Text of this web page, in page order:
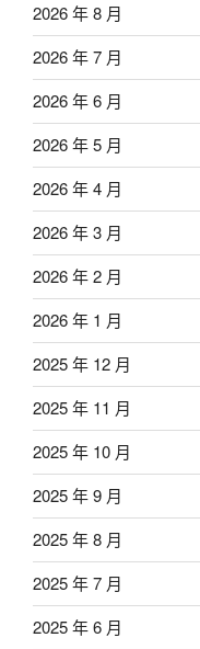
2026 年 8 月
2026 年 7 月
2026 年 6 月
2026 年 5 月
2026 年 4 月
2026 年 3 月
2026 年 2 月
2026 年 1 月
2025 年 12 月
2025 年 11 月
2025 年 10 月
2025 年 9 月
2025 年 8 月
2025 年 7 月
2025 年 6 月